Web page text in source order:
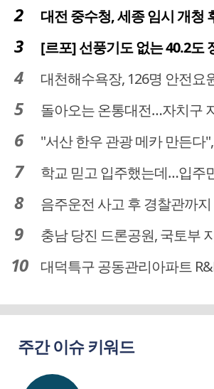
대전 중수청, 세종 임시 개청 후 옛 대전세
[르포] 선풍기도 없는 40.2도 정산부스… 폭염
대천해수욕장, 126명 안전요
돌아오는 온통대전…자치구 지역화폐와
"서산 한우 관광 메카 만든다", 서산 운산 농어촌관
학교 믿고 입주했는데…입주민 "교
음주운전 사고 후 경찰관까지 폭행
충남 당진 드론공원, 국토부
대덕특구 공동관리아파트 R&D 맞춤형 심사 대
주간 이슈 키워드